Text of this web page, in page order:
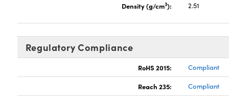
Density (g/cm3): 2.51
Regulatory Compliance
RoHS 2015: Compliant
Reach 235: Compliant